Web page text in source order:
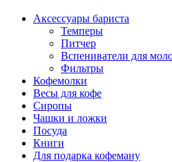
Аксессуары бариста
Темперы
Питчер
Вспениватели для
Фильтры
Кофемолки
Весы для кофе
Сиропы
Чашки и ложки
Посуда
Книги
Для подарка кофеману